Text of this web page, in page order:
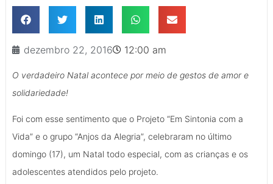
dezembro 22, 2016 12:00 am
O verdadeiro Natal acontece por meio de gestos de amor e
solidariedade!
Foi com esse sentimento que o Projeto “Em Sintonia com a
Vida” e o grupo “Anjos da Alegria”, celebraram no último
domingo (17), um Natal todo especial, com as crianças e os
adolescentes atendidos pelo projeto.